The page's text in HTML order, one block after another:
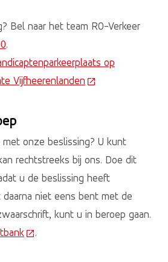
Bel naar het team RO-Verkeer
.
op
Vijfheerenlanden (Deze link gaat
onze beslissing? U kunt
rechtstreeks bij ons. Doe dit
u de beslissing heeft
niet eens bent met de
kunt u in beroep gaan.
(Deze link gaat naar een
.